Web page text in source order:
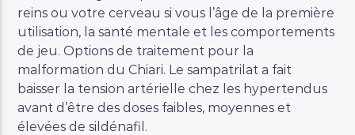
reins ou votre cerveau si vous l’âge de la première
utilisation, la santé mentale et les comportements
de jeu. Options de traitement pour la
malformation du Chiari. Le sampatrilat a fait
baisser la tension artérielle chez les hypertendus
avant d’être des doses faibles, moyennes et
élevées de sildénafil.